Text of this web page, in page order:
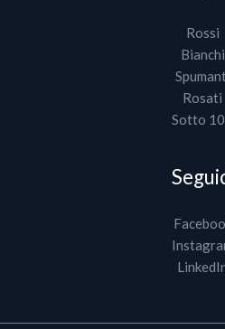
Rossi
Bianchi
Rosati
Sotto